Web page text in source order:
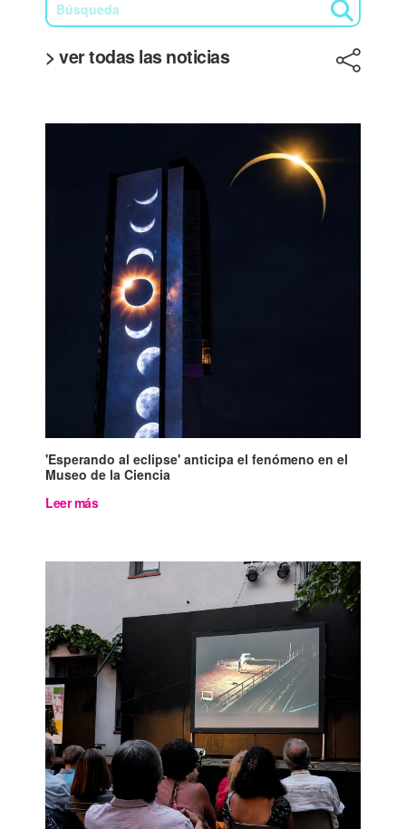
> ver todas las noticias
'Esperando al eclipse' anticipa el fenómeno en el
Museo de la Ciencia
Leer más